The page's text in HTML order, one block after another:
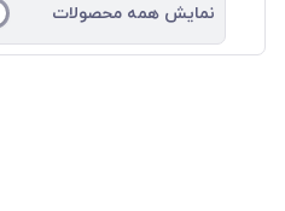
نمایش همه محصولات